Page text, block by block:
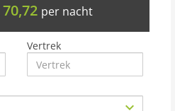
70,72 per nacht
Vertrek